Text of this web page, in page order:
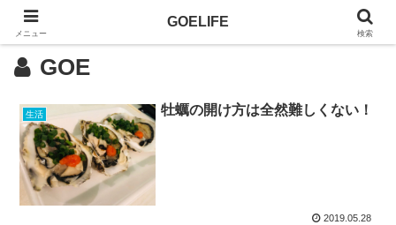
GOE
生活 牡蠣の開け方は全然難しくない！
2019.05.28
メニュー
GOELIFE
検索